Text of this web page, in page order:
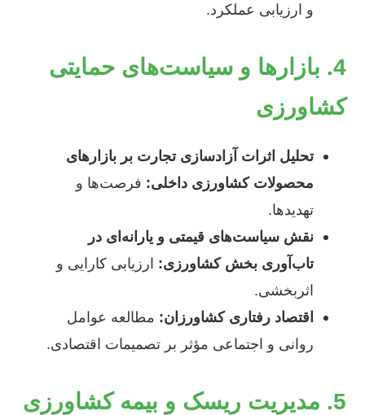
و ارزیابی عملکرد.
4. بازارها و سیاست‌های حمایتی
کشاورزی
تحلیل اثرات آزادسازی تجارت بر بازارهای
محصولات کشاورزی داخلی: فرصت‌ها و
تهدیدها.
نقش سیاست‌های قیمتی و یارانه‌ای در
تاب‌آوری بخش کشاورزی: ارزیابی کارایی و
اثربخشی.
اقتصاد رفتاری کشاورزان: مطالعه عوامل
روانی و اجتماعی مؤثر بر تصمیمات اقتصادی.
5. مدیریت ریسک و بیمه کشاورزی